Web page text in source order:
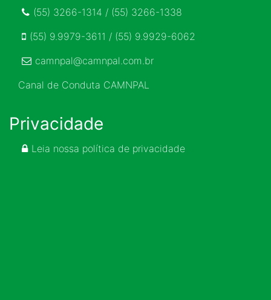
(55) 3266-1314 / (55) 3266-1338
(55) 9.9979-3611 / (55) 9.9929-6062
camnpal@camnpal.com.br
Canal de Conduta CAMNPAL
Privacidade
Leia nossa política de privacidade